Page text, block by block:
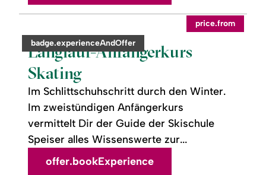
category:
badge.experienceAndOffer
price.from
Langlauf-Anfängerkurs
Skating
Im Schlittschuhschritt durch den Winter.
Im zweistündigen Anfängerkurs
vermittelt Dir der Guide der Skischule
Speiser alles Wissenswerte zur...
readmore:
Anfängerkurs
Skating
offer.bookExperience